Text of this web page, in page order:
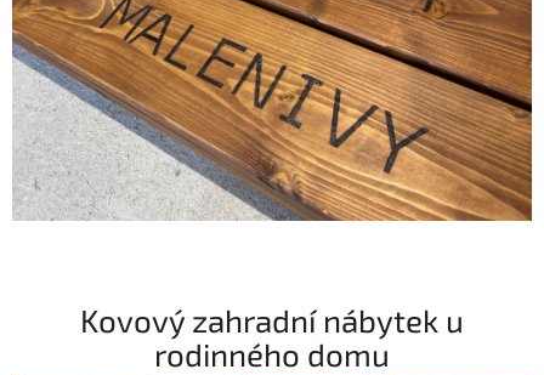
Kovový zahradní nábytek u
rodinného domu